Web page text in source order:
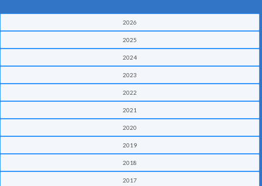
2026
2025
2024
2023
2022
2021
2020
2019
2018
2017